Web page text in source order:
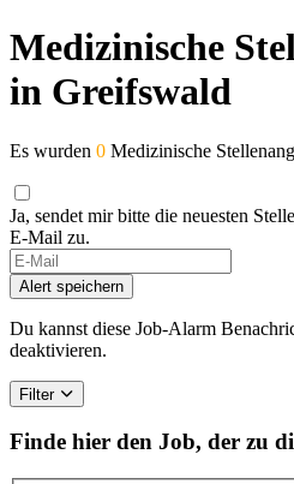
Medizinische
in Greifswald
Es wurden 0 Medizinische
Ja, sendet mir bitte die neuesten
E-Mail zu.
Alert speichern
Du kannst diese Job-Alarm
deaktivieren.
Filter
Finde hier den Job, der zu